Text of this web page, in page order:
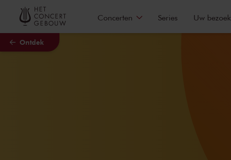
Naar hoofdcontent
Ontdek
Concerten Series Uw bezoek